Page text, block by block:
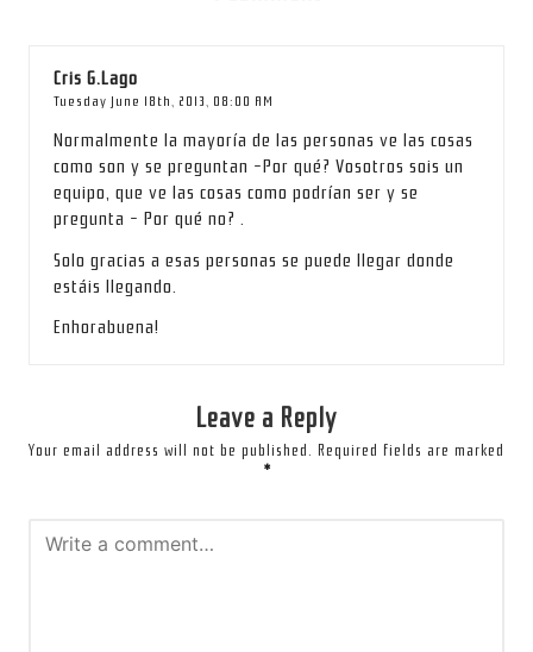
Cris G.Lago
Tuesday June 18th, 2013, 08:00 AM
Normalmente la mayoría de las personas ve las cosas
como son y se preguntan -Por qué? Vosotros sois un
equipo, que ve las cosas como podrían ser y se
pregunta – Por qué no? .
Solo gracias a esas personas se puede llegar donde
estáis llegando.
Enhorabuena!
Leave a Reply
Your email address will not be published. Required fields are marked
*